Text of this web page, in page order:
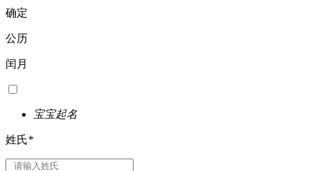
确定
公历
闰月
宝宝起名
姓氏*